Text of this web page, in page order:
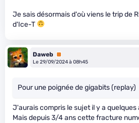
Je sais désormais d'où viens le trip de
d'Ice-T
Daweb
Premium
Le 29/09/2024 à 08h45
Pour une poignée de gigabits (replay)
J'aurais compris le sujet il y a quelques
Mais depuis 3/4 ans cette fracture